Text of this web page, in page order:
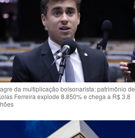
da multiplicação bolsonarista: patrimônio de
Ferreira explode 8.850% e chega a R$ 3,8